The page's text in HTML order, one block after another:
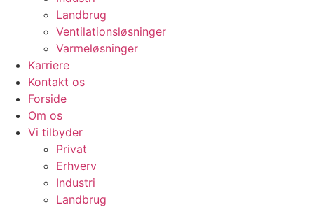
Landbrug
Ventilationsløsninger
Varmeløsninger
Karriere
Kontakt os
Forside
Om os
Vi tilbyder
Privat
Erhverv
Industri
Landbrug